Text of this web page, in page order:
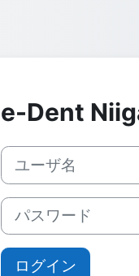
e-Dent
新しいアカウント作成に
ユーザ名
パスワード
ログイン